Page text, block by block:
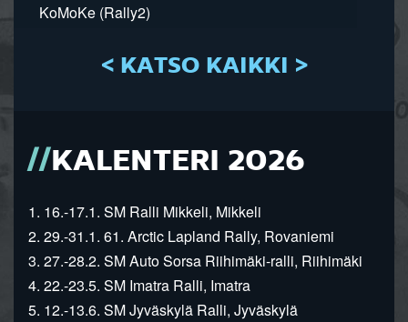
KoMoKe (Rally2)
< KATSO KAIKKI >
KALENTERI 2026
1. 16.-17.1. SM Ralli Mikkeli, Mikkeli
2. 29.-31.1. 61. Arctic Lapland Rally, Rovaniemi
3. 27.-28.2. SM Auto Sorsa Riihimäki-ralli, Riihimäki
4. 22.-23.5. SM Imatra Ralli, Imatra
5. 12.-13.6. SM Jyväskylä Ralli, Jyväskylä